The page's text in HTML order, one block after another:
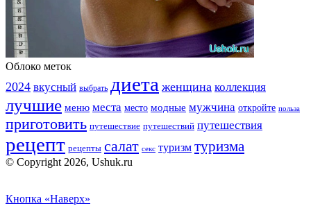
Облоко меток
2024 вкусный выбрать диета женщина коллекция
лучшие меню места место модные мужчина откройте польза
приготовить путешествие путешествий путешествия
рецепт рецепты салат секс туризм туризма
© Copyright 2026, Ushuk.ru
Кнопка «Наверх»